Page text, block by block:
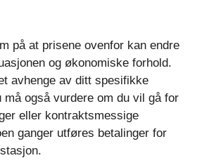
på at prisene ovenfor kan endre
og økonomiske forhold.
avhenge av ditt spesifikke
må også vurdere om du vil gå for
eller kontraktsmessige
ganger utføres betalinger for